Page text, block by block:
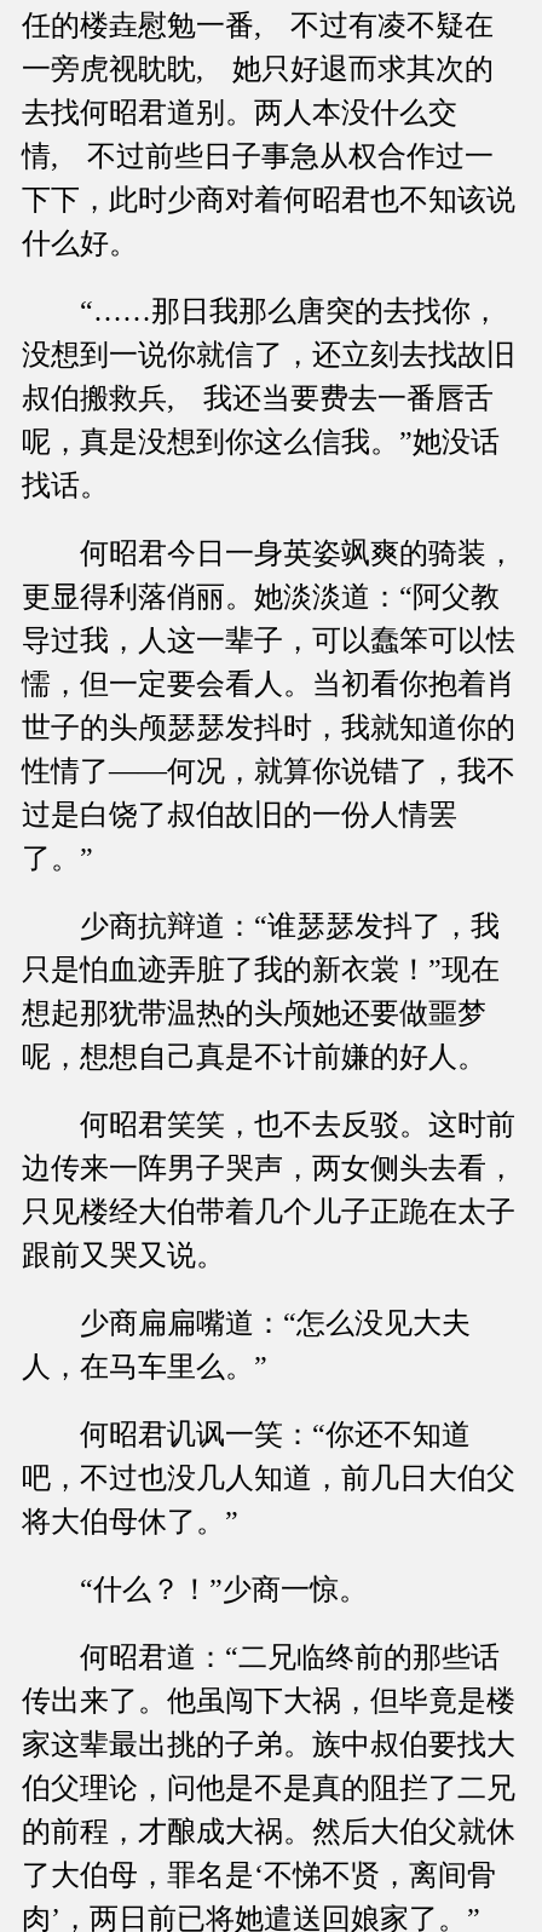
任的楼垚慰勉一番, 不过有凌不疑在
一旁虎视眈眈, 她只好退而求其次的
去找何昭君道别。两人本没什么交
情, 不过前些日子事急从权合作过一
下下，此时少商对着何昭君也不知该说
什么好。
“……那日我那么唐突的去找你，
没想到一说你就信了，还立刻去找故旧
叔伯搬救兵, 我还当要费去一番唇舌
呢，真是没想到你这么信我。”她没话
找话。
何昭君今日一身英姿飒爽的骑装，
更显得利落俏丽。她淡淡道：“阿父教
导过我，人这一辈子，可以蠢笨可以怯
懦，但一定要会看人。当初看你抱着肖
世子的头颅瑟瑟发抖时，我就知道你的
性情了——何况，就算你说错了，我不
过是白饶了叔伯故旧的一份人情罢
了。”
少商抗辩道：“谁瑟瑟发抖了，我
只是怕血迹弄脏了我的新衣裳！”现在
想起那犹带温热的头颅她还要做噩梦
呢，想想自己真是不计前嫌的好人。
何昭君笑笑，也不去反驳。这时前
边传来一阵男子哭声，两女侧头去看，
只见楼经大伯带着几个儿子正跪在太子
跟前又哭又说。
少商扁扁嘴道：“怎么没见大夫
人，在马车里么。”
何昭君讥讽一笑：“你还不知道
吧，不过也没几人知道，前几日大伯父
将大伯母休了。”
“什么？！”少商一惊。
何昭君道：“二兄临终前的那些话
传出来了。他虽闯下大祸，但毕竟是楼
家这辈最出挑的子弟。族中叔伯要找大
伯父理论，问他是不是真的阻拦了二兄
的前程，才酿成大祸。然后大伯父就休
了大伯母，罪名是‘不悌不贤，离间骨
肉’，两日前已将她遣送回娘家了。”